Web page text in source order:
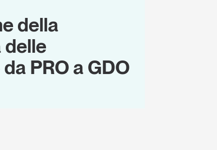
della
delle
PRO a GDO